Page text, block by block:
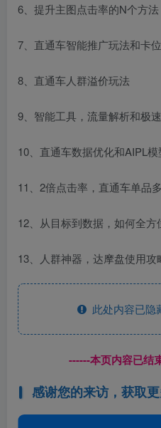
6、提升主图点击率的N个方法
7、直通车智能推广玩法和卡
8、直通车人群溢价玩法
9、智能工具，流量解析和极
10、直通车数据优化和AIPL模
11、2倍点击率，直通车单品
12、从目标到数据，如何全
13、人群神器，达摩盘使用攻
此处内容已隐
------本页内容已结
感谢您的来访，获取